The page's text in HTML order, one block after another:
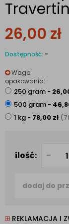
Travertin
26,00 zł
Dostępność: -
Waga
opakowania::
250 gram -
500 gram -
1 kg - 78,00 zł
ilość:
dodaj do
REKLAMACJA I